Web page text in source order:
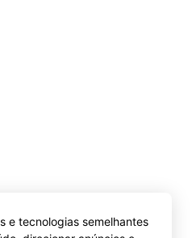
e tecnologias semelhantes